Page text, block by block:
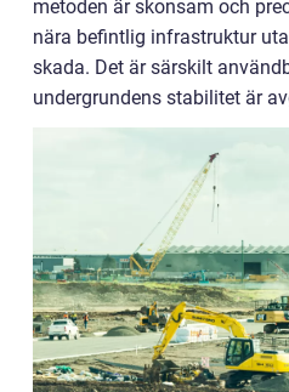
metoden är skonsam och
nära befintlig infrastruktur
skada. Det är särskilt
undergrundens stabilitet är